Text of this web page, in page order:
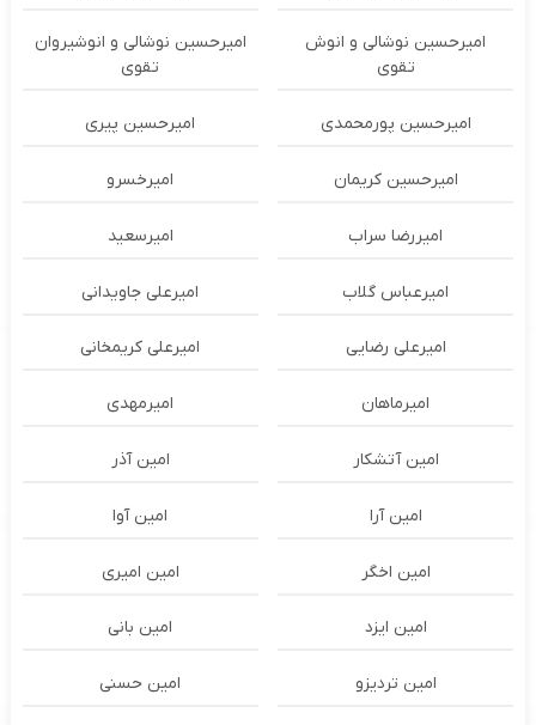
امیرحسین نوشالی و انوش
تقوی
امیرحسین نوشالی و انوشیروان
تقوی
امیرحسین پورمحمدی امیرحسین پیری
امیرحسین کریمان امیرخسرو
امیررضا سراب امیرسعید
امیرعباس گلاب امیرعلی جاویدانی
امیرعلی رضایی امیرعلی کریمخانی
امیرماهان امیرمهدی
امین آتشکار امین آذر
امین آرا امین آوا
امین اخگر امین امیری
امین ایزد امین بانی
امین تردیزو امین حسنی